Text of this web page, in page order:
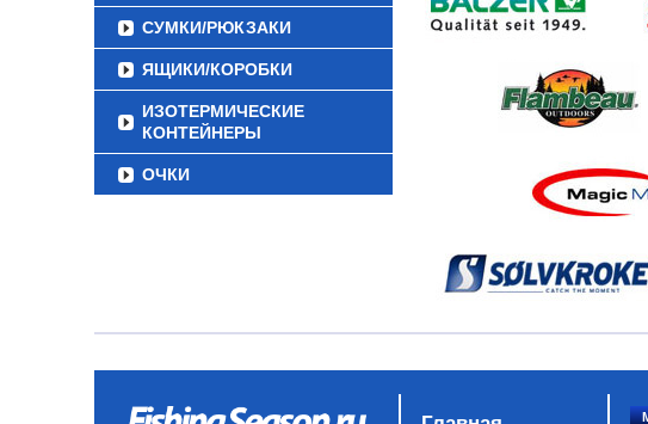
СУМКИ/РЮКЗАКИ
ЯЩИКИ/КОРОБКИ
ИЗОТЕРМИЧЕСКИЕ
КОНТЕЙНЕРЫ
ОЧКИ